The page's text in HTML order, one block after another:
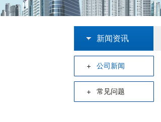
新闻资讯
公司新闻
常见问题